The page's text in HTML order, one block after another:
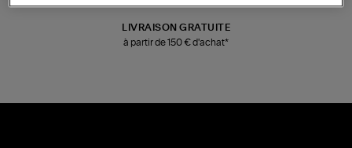
LIVRAISON GRATUITE
à partir de 150 € d'achat*